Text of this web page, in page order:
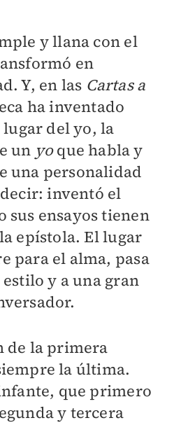
y llana con el
en
Y, en las Cartas a
ha inventado
lugar del yo, la
un yoque habla y
una personalidad
inventó el
sus ensayos tienen
epístola. El lugar
para el alma, pasa
y a una gran
de la primera
la última.
que primero
y tercera